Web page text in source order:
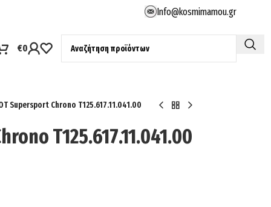
Info@kosmimamou.gr
€0
Supersport Chrono T125.617.11.041.00
T125.617.11.041.00